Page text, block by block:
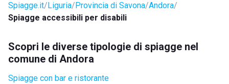
Spiagge.it Liguria Provincia di Savona Andora
Spiagge accessibili per disabili
Scopri le diverse tipologie di spiagge nel
comune di Andora
Spiagge con bar e ristorante